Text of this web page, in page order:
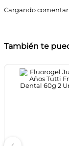
Cargando
También te